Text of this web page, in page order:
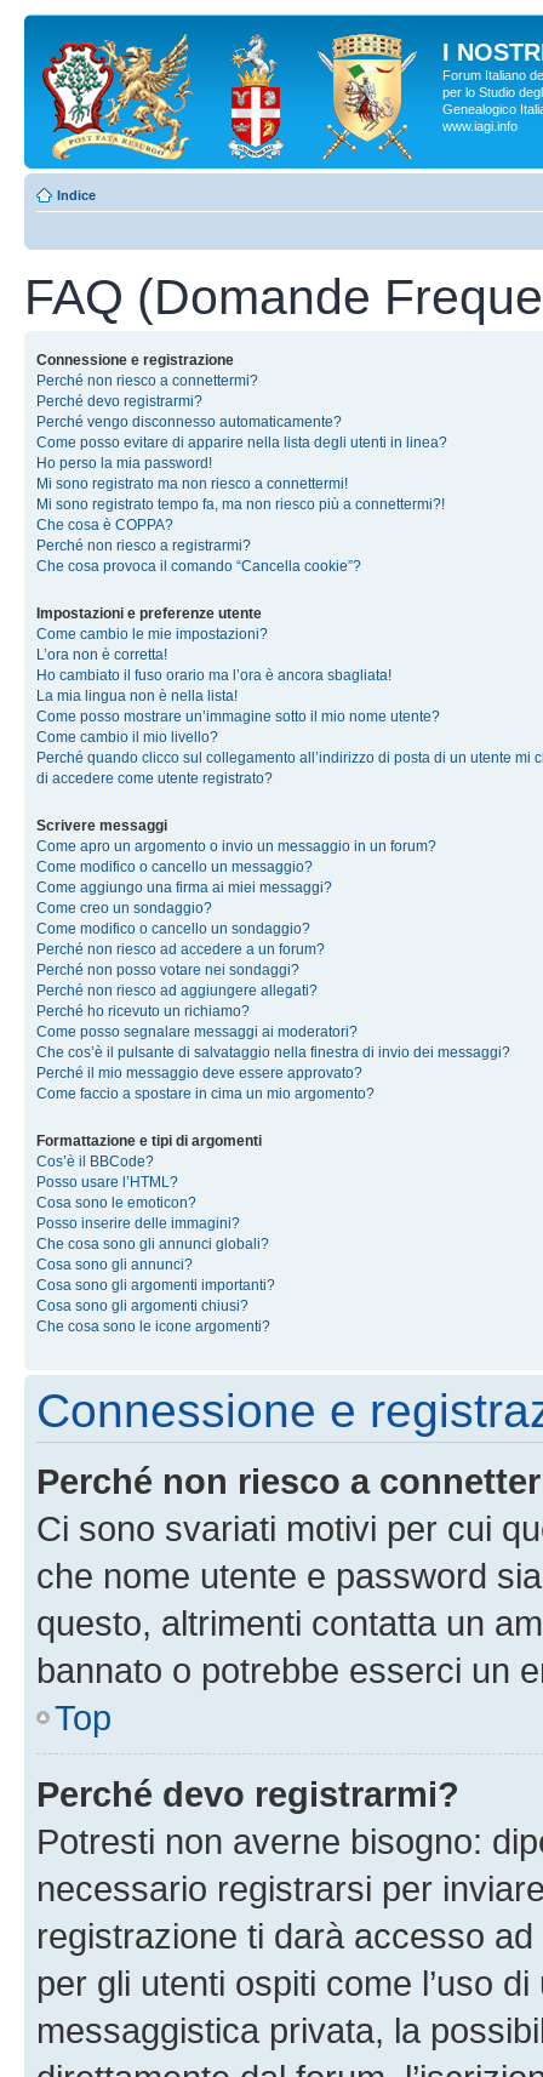
I
Forum Italiano
per lo Studio
Genealogico
www.iagi.info
Indice
FAQ (Domande
Connessione e registrazione
Perché non riesco a connettermi?
Perché devo registrarmi?
Perché vengo disconnesso automaticamente?
Come posso evitare di apparire nella lista degli utenti in linea?
Ho perso la mia password!
Mi sono registrato ma non riesco a connettermi!
Mi sono registrato tempo fa, ma non riesco più a connettermi?!
Che cosa è COPPA?
Perché non riesco a registrarmi?
Che cosa provoca il comando “Cancella cookie”?
Impostazioni e preferenze utente
Come cambio le mie impostazioni?
L’ora non è corretta!
Ho cambiato il fuso orario ma l’ora è ancora sbagliata!
La mia lingua non è nella lista!
Come posso mostrare un’immagine sotto il mio nome utente?
Come cambio il mio livello?
Perché quando clicco sul collegamento all’indirizzo di posta di un utente mi
di accedere come utente registrato?
Scrivere messaggi
Come apro un argomento o invio un messaggio in un forum?
Come modifico o cancello un messaggio?
Come aggiungo una firma ai miei messaggi?
Come creo un sondaggio?
Come modifico o cancello un sondaggio?
Perché non riesco ad accedere a un forum?
Perché non posso votare nei sondaggi?
Perché non riesco ad aggiungere allegati?
Perché ho ricevuto un richiamo?
Come posso segnalare messaggi ai moderatori?
Che cos’è il pulsante di salvataggio nella finestra di invio dei messaggi?
Perché il mio messaggio deve essere approvato?
Come faccio a spostare in cima un mio argomento?
Formattazione e tipi di argomenti
Cos’è il BBCode?
Posso usare l’HTML?
Cosa sono le emoticon?
Posso inserire delle immagini?
Che cosa sono gli annunci globali?
Cosa sono gli annunci?
Cosa sono gli argomenti importanti?
Cosa sono gli argomenti chiusi?
Che cosa sono le icone argomenti?
Connessione e
Perché non riesco a
Ci sono svariati motivi per cui
che nome utente e password
questo, altrimenti contatta un
bannato o potrebbe esserci un
Top
Perché devo registrarmi?
Potresti non averne bisogno:
necessario registrarsi per
registrazione ti darà accesso
per gli utenti ospiti come l’uso
messaggistica privata, la